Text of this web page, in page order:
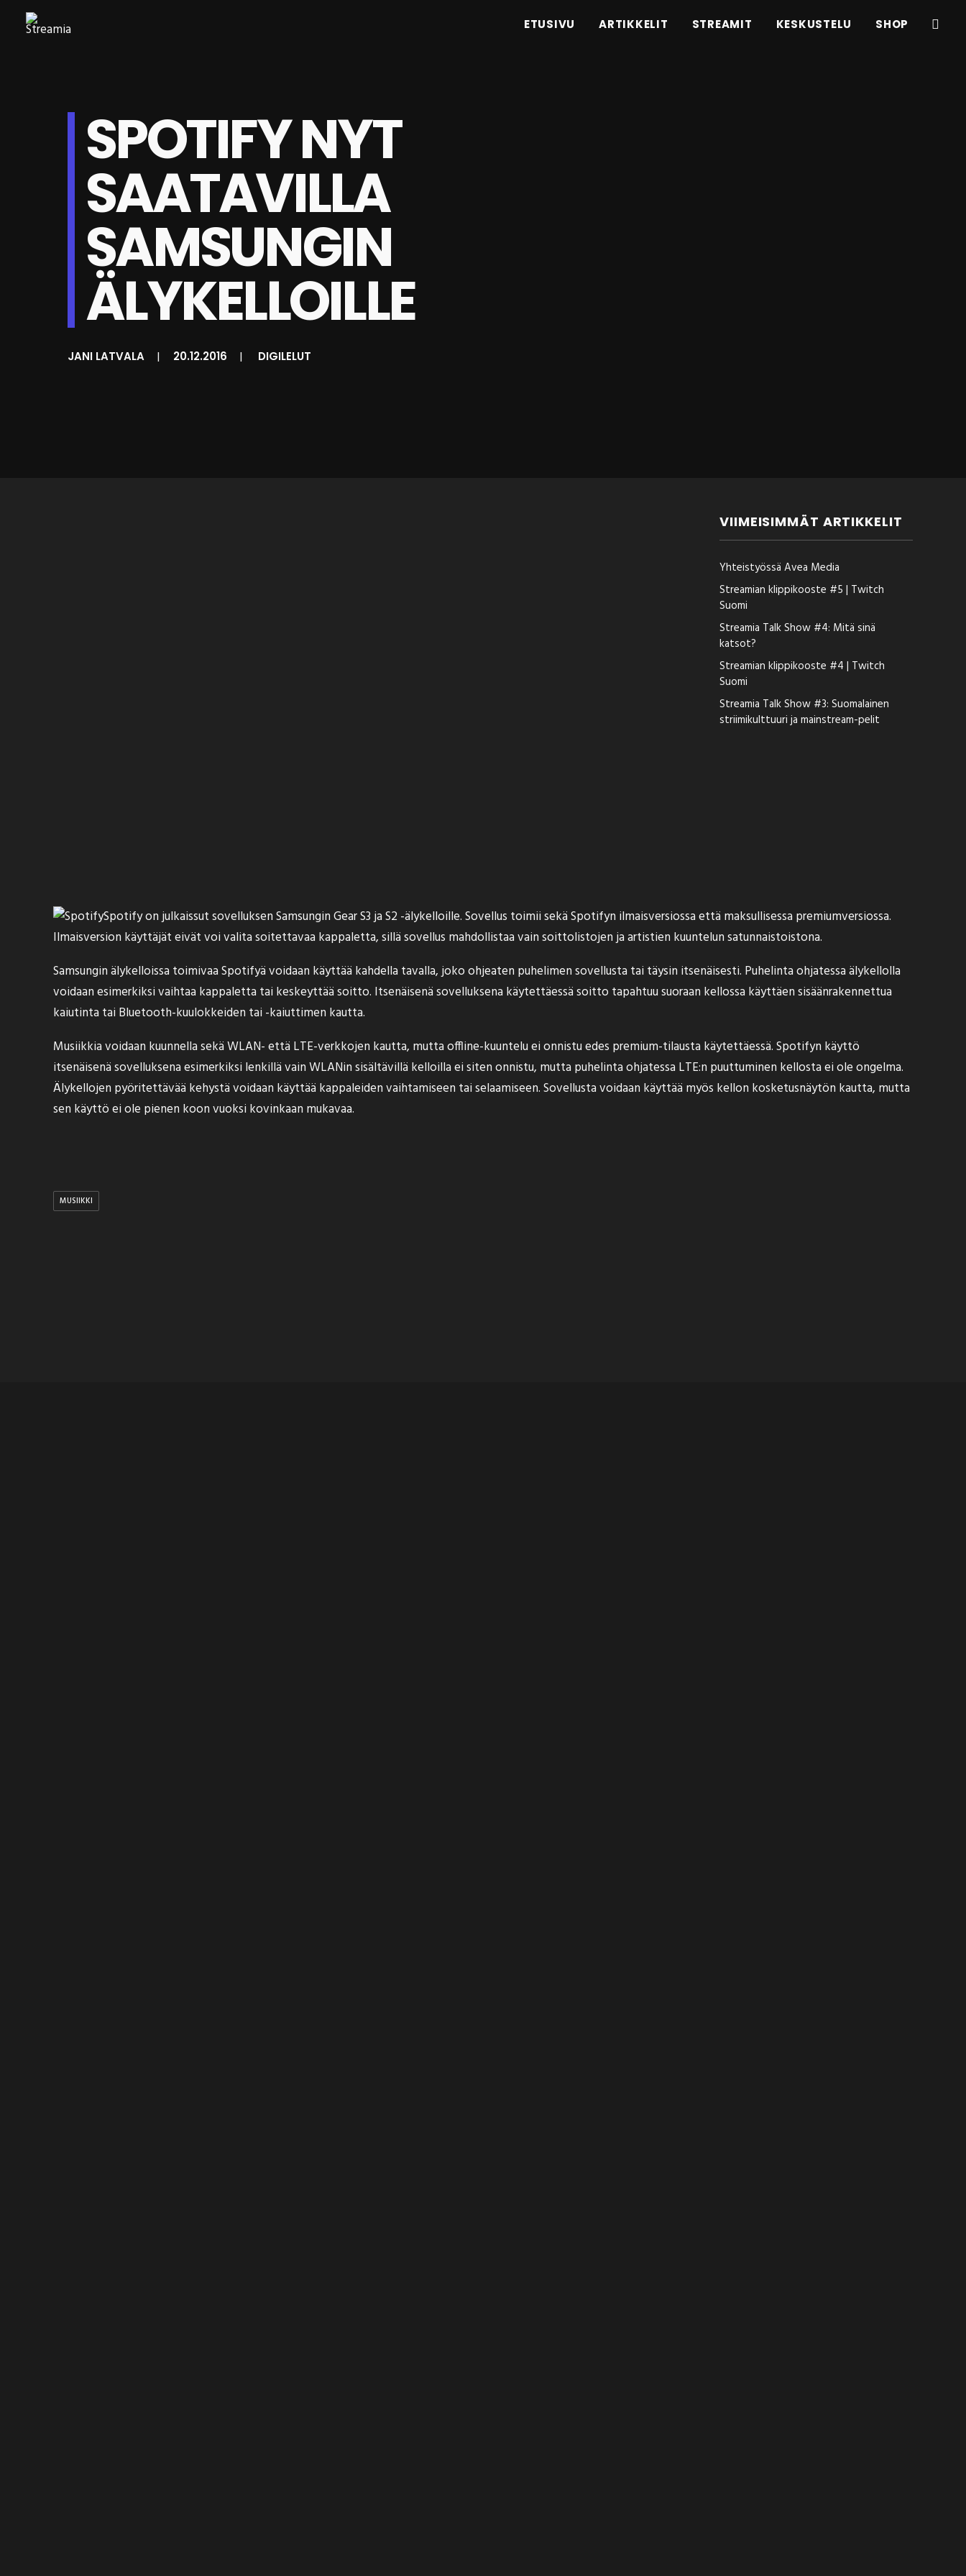
ETUSIVU ARTIKKELIT STREAMIT KESKUSTELU SHOP
SPOTIFY NYT
SAATAVILLA
SAMSUNGIN
ÄLYKELLOILLE
JANI LATVALA | 20.12.2016 | DIGILELUT
VIIMEISIMMÄT ARTIKKELIT
Yhteistyössä Avea Media
Streamian klippikooste #5 | Twitch
Suomi
Streamia Talk Show #4: Mitä sinä
katsot?
Streamian klippikooste #4 | Twitch
Suomi
Streamia Talk Show #3: Suomalainen
striimikulttuuri ja mainstream-pelit
Spotify on julkaissut sovelluksen Samsungin Gear S3 ja S2 -älykelloille. Sovellus toimii sekä Spotifyn ilmaisversiossa että maksullisessa premiumversiossa.
Ilmaisversion käyttäjät eivät voi valita soitettavaa kappaletta, sillä sovellus mahdollistaa vain soittolistojen ja artistien kuuntelun satunnaistoistona.
Samsungin älykelloissa toimivaa Spotifyä voidaan käyttää kahdella tavalla, joko ohjeaten puhelimen sovellusta tai täysin itsenäisesti. Puhelinta ohjatessa älykellolla
voidaan esimerkiksi vaihtaa kappaletta tai keskeyttää soitto. Itsenäisenä sovelluksena käytettäessä soitto tapahtuu suoraan kellossa käyttäen sisäänrakennettua
kaiutinta tai Bluetooth-kuulokkeiden tai -kaiuttimen kautta.
Musiikkia voidaan kuunnella sekä WLAN- että LTE-verkkojen kautta, mutta offline-kuuntelu ei onnistu edes premium-tilausta käytettäessä. Spotifyn käyttö
itsenäisenä sovelluksena esimerkiksi lenkillä vain WLANin sisältävillä kelloilla ei siten onnistu, mutta puhelinta ohjatessa LTE:n puuttuminen kellosta ei ole ongelma.
Älykellojen pyöritettävää kehystä voidaan käyttää kappaleiden vaihtamiseen tai selaamiseen. Sovellusta voidaan käyttää myös kellon kosketusnäytön kautta, mutta
sen käyttö ei ole pienen koon vuoksi kovinkaan mukavaa.
MUSIIKKI